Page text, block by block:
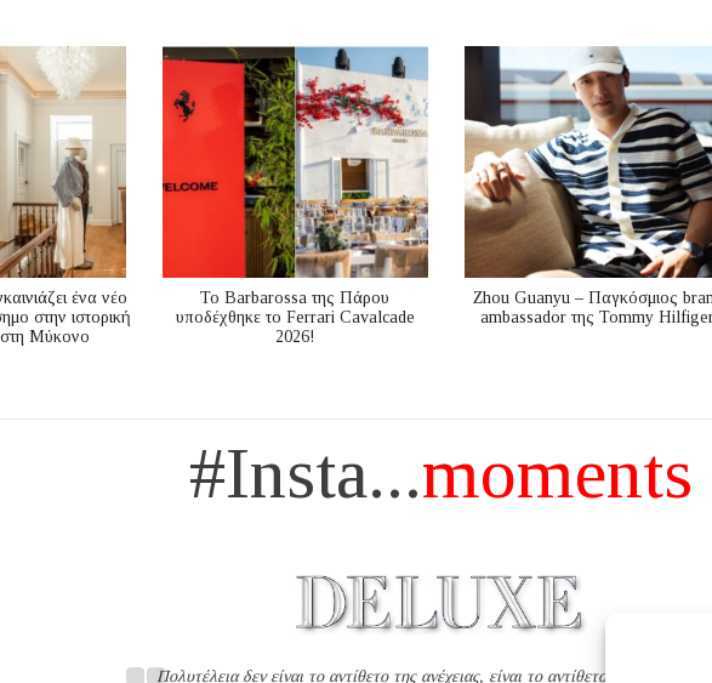
ένα νέο
στην ιστορική
στη Μύκονο
Το Barbarossa της Πάρου
υποδέχθηκε το Ferrari Cavalcade
2026!
Zhou Guanyu – Παγκόσμιος
ambassador της Tommy
#Insta...moments
Πολυτέλεια δεν είναι το αντίθετο της ανέχειας, είναι το αντίθετο της